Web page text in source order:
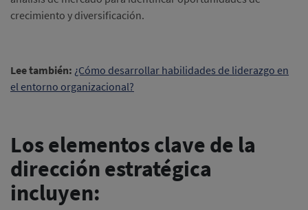
crecimiento y diversificación.
Lee también: ¿Cómo desarrollar habilidades de liderazgo en
el entorno organizacional?
Los elementos clave de la
dirección estratégica
incluyen: